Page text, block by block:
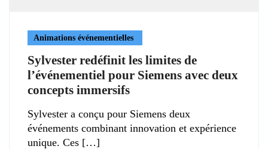
Animations événementielles
Sylvester redéfinit les limites de
l’événementiel pour Siemens avec deux
concepts immersifs
Sylvester a conçu pour Siemens deux
événements combinant innovation et expérience
unique. Ces